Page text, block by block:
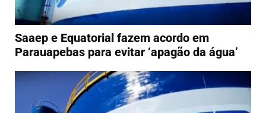
Saaep e Equatorial fazem acordo em
Parauapebas para evitar ‘apagão da água’